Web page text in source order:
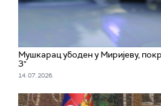
Мушкарац убоден у Миријеву,
3"
14. 07. 2026.